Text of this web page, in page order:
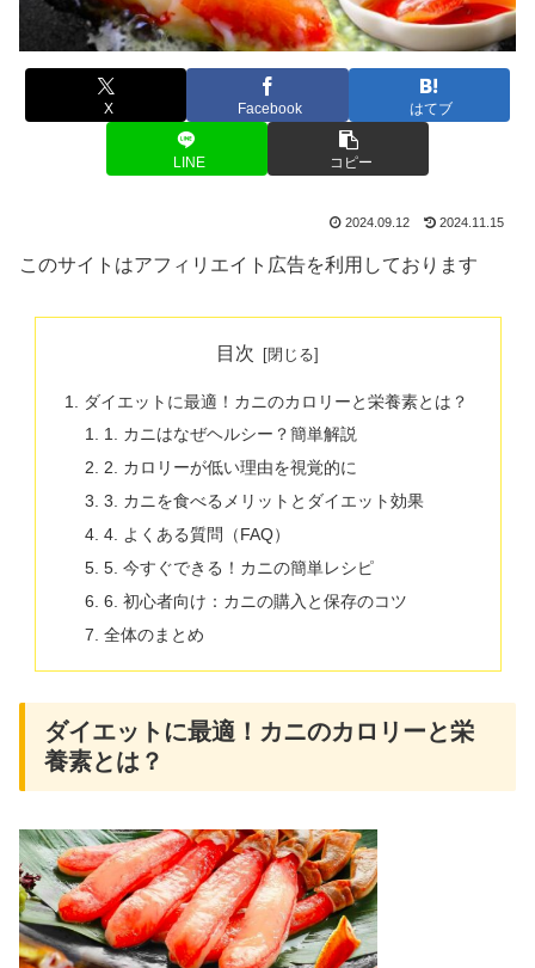
X Facebook はてブ
LINE コピー
2024.09.12 2024.11.15
このサイトはアフィリエイト広告を利用しております
目次
ダイエットに最適！カニのカロリーと栄養素とは？
1. カニはなぜヘルシー？簡単解説
2. カロリーが低い理由を視覚的に
3. カニを食べるメリットとダイエット効果
4. よくある質問（FAQ）
5. 今すぐできる！カニの簡単レシピ
6. 初心者向け：カニの購入と保存のコツ
全体のまとめ
ダイエットに最適！カニのカロリーと栄
養素とは？